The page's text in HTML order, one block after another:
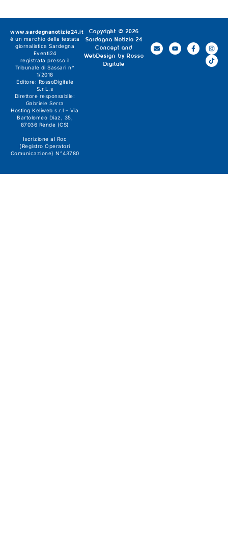
Copyright © 2026
Sardegna Notizie 24
Concept and
WebDesign by Rosso
Digitale
www.sardegnanotizie24.it
è un marchio della testata
giornalistica Sardegna
Eventi24
registrata presso il
Tribunale di Sassari n°
1/2018
Editore: RossoDigitale
S.r.L.s
Direttore responsabile:
Gabriele Serra
Hosting Keliweb s.r.l – Via
Bartolomeo Diaz, 35,
87036 Rende (CS)
Iscrizione al Roc
(Registro Operatori
Comunicazione) N°43780